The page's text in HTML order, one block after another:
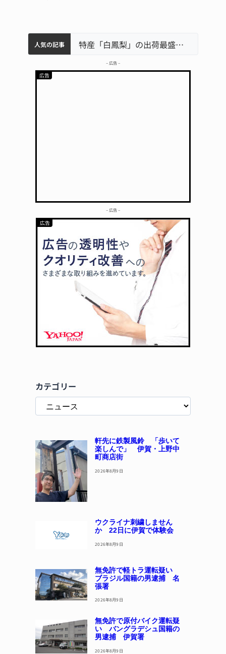
人気の記事
名張市水道料金47％値上げへ 答申案、審議会で大筋まとまる
中学校の陶壁モニュメント 地元建設会社がボランティアで清掃 伊賀名張市立病院のDMAT、熊本地震の被災地へ 能登以来3回目の派遣 特産「白鳳梨」の出荷最盛期 直売所にぎわう 伊賀
– 広告 –
– 広告 –
カテゴリー
軒先に鉄製風鈴 「歩いて
楽しんで」 伊賀・上野中
町商店街
2026年8月9日
ウクライナ刺繍しません
か 22日に伊賀で体験会
2026年8月9日
無免許で軽トラ運転疑い
ブラジル国籍の男逮捕 名
張署
2026年8月9日
無免許で原付バイク運転疑
い バングラデシュ国籍の
男逮捕 伊賀署
2026年8月9日